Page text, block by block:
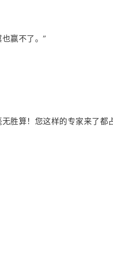
赢不了。”
胜算！您这样的专家来了都